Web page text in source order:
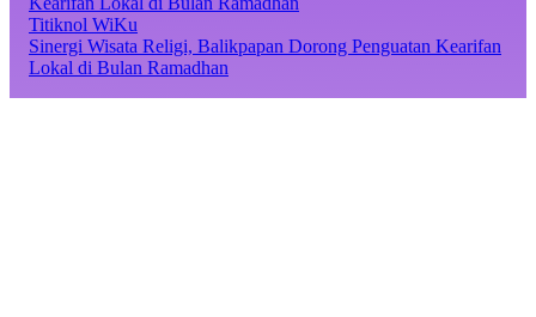
Titiknol WiKu
Sinergi Wisata Religi, Balikpapan Dorong Penguatan Kearifan
Lokal di Bulan Ramadhan